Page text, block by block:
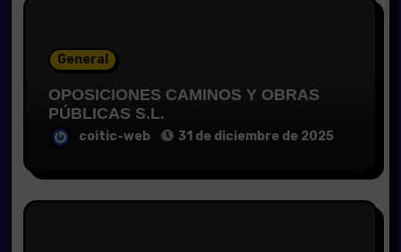
General
OPOSICIONES CAMINOS Y OBRAS
PÚBLICAS S.L.
coitic-web 31 de diciembre de 2025